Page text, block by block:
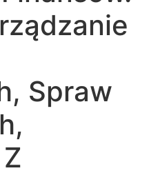
Spraw